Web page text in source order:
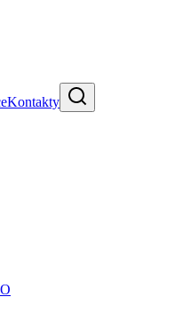
Kontakty